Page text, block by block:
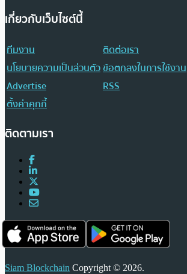
เกี่ยวกับเว็บไซต์นี้
ทีมงาน
ติดต่อเรา
นโยบายความเป็นส่วนตัวข้อตกลงในการใช้งาน
Advertise
RSS
ตั้งค่าคุกกี้
ติดตามเรา
Siam Blockchain Copyright © 2026.